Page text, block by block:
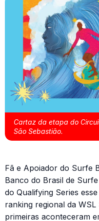
Cartaz da etapa do
São Sebastião.
Fã e Apoiador do Surfe
Banco do Brasil de
do Qualifying Series
ranking regional da
primeiras aconteceram